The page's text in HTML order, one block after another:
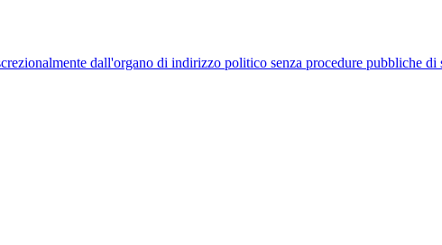
dall'organo di indirizzo politico senza procedure pubbliche di